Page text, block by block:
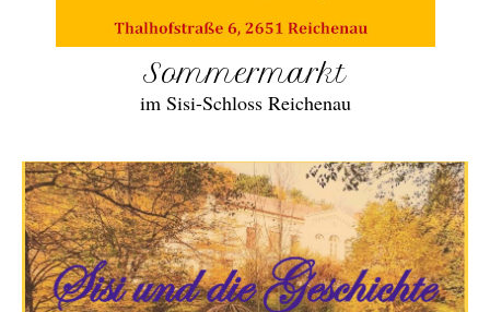
Sommermarkt
im Sisi-Schloss Reichenau